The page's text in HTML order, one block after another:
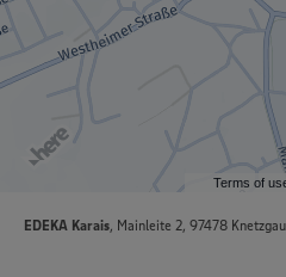
Terms of
EDEKA Karais, Mainleite 2, 97478 Knetzgau